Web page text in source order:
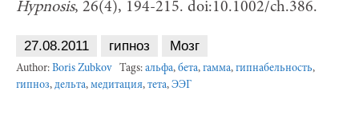
Hypnosis, 26(4), 194-215. doi:10.1002/ch.386.
27.08.2011 гипноз Мозг
Author: Boris Zubkov Tags: альфа, бета, гамма, гипнабельность,
гипноз, дельта, медитация, тета, ЭЭГ